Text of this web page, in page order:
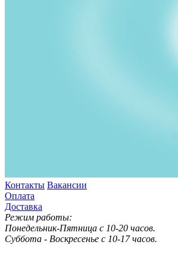
Контакты Вакансии
Оплата
Доставка
Режим работы:
Понедельник-Пятница с 10-20 часов.
Суббота - Воскресенье с 10-17 часов.